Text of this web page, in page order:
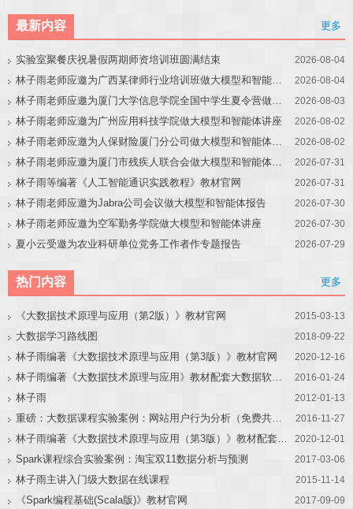
最新内容 更多
实验室聚餐庆祝暑假两期师资培训班圆满结束 2026-08-04
林子雨老师应邀为广西某律师行业培训班做大模型和智能体讲座 2026-08-04
林子雨老师应邀为厦门大学信息学院全国中学生夏令营做大模型讲座 2026-08-03
林子雨老师应邀为广州应用科技学院做大模型和智能体讲座 2026-08-02
林子雨老师应邀为人保财险厦门分公司做大模型和智能体讲座 2026-08-02
林子雨老师应邀为厦门市残疾人联合会做大模型和智能体讲座 2026-07-31
林子雨等编著《人工智能通识实践教程》教材官网 2026-07-31
林子雨老师应邀为Jabra公司会议做大模型和智能体报告 2026-07-30
林子雨老师应邀为空军勤务学院做大模型和智能体讲座 2026-07-30
夏小云受邀为农业科研单位党务工作者作专题报告 2026-07-29
热门内容 更多
《大数据技术原理与应用（第2版）》教材官网 2015-03-13
大数据学习路线图 2018-09-22
林子雨编著《大数据技术原理与应用（第3版）》教材官网 2020-12-16
林子雨编著《大数据技术原理与应用》教材配套大数据软件安装和编程实践指南 2016-01-24
林子雨 2012-01-13
重磅：大数据课程实验案例：网站用户行为分析（免费共享） 2016-11-27
林子雨编著《大数据技术原理与应用（第3版）》教材配套大数据软件安装和编程实践指南 2020-12-01
Spark课程综合实验案例：淘宝双11数据分析与预测 2017-03-06
林子雨主讲入门级大数据在线课程 2015-11-14
《Spark编程基础(Scala版)》教材官网 2017-09-09